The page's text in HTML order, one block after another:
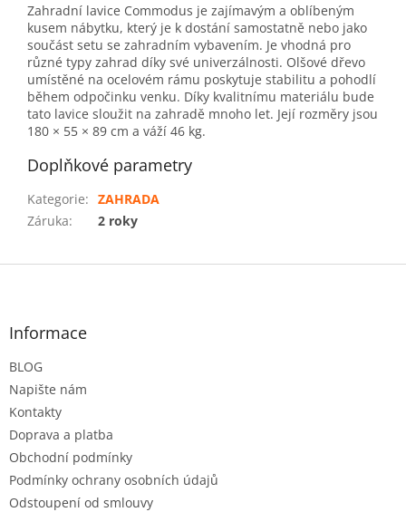
Zahradní lavice Commodus je zajímavým a oblíbeným
kusem nábytku, který je k dostání samostatně nebo jako
součást setu se zahradním vybavením. Je vhodná pro
různé typy zahrad díky své univerzálnosti. Olšové dřevo
umístěné na ocelovém rámu poskytuje stabilitu a pohodlí
během odpočinku venku. Díky kvalitnímu materiálu bude
tato lavice sloužit na zahradě mnoho let. Její rozměry jsou
180 × 55 × 89 cm a váží 46 kg.
Doplňkové parametry
Kategorie: ZAHRADA
Záruka: 2 roky
Z
Informace
BLOG
Napište nám
Kontakty
Doprava a platba
Obchodní podmínky
Podmínky ochrany osobních údajů
Odstoupení od smlouvy